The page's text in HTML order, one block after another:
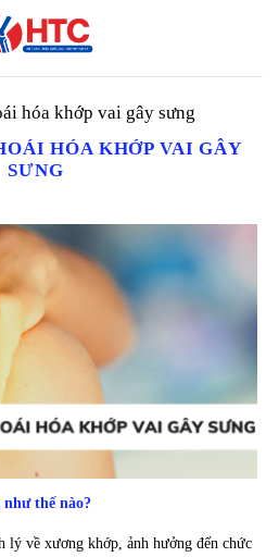
hóa khớp vai gây sưng
HÓA KHỚP VAI GÂY
SƯNG
thế nào?
lý về xương khớp, ảnh hưởng đến chức